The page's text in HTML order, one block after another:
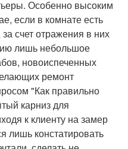
Особенно высоким
если в комнате есть
счет отражения в них
лишь небольшое
новоиспеченных
ремонт
"Как правильно
карниз для
к клиенту на замер
лишь констатировать